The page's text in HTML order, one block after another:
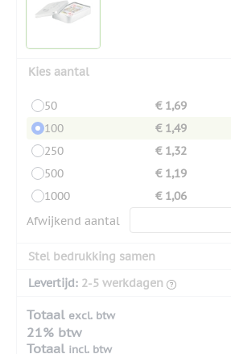
Kies aantal
50
€ 1,69
100
€ 1,49
250
€ 1,32
500
€ 1,19
1000
€ 1,06
Afwijkend aantal
Stel bedrukking samen
Levertijd: 2-5 werkdagen
Totaal excl. btw
21% btw
Totaal incl. btw